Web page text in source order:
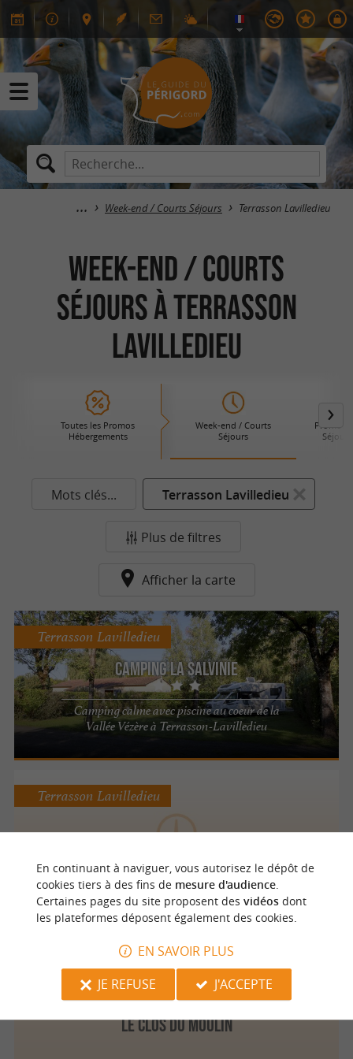
Week-end / Courts Séjours Terrasson Lavilledieu
Week-end / Courts
Séjours à Terrasson
Lavilledieu
Toutes les Promos
Hébergements
Week-end / Courts
Séjours
Mots clés... Terrasson Lavilledieu
Plus de filtres
Afficher la carte
Camping La Salvinie
Camping calme avec piscine au coeur de la
Vallée Vézère à Terrasson-Lavilledieu
Terrasson Lavilledieu
Les Maisons du Périgord
Terrasson Lavilledieu
Le Clos du Moulin
Terrasson Lavilledieu
En continuant à naviguer, vous autorisez le dépôt de
cookies tiers à des fins de mesure d'audience.
Certaines pages du site proposent des vidéosdont
les plateformes déposent également des cookies.
EN SAVOIR PLUS
JE REFUSE
J'ACCEPTE